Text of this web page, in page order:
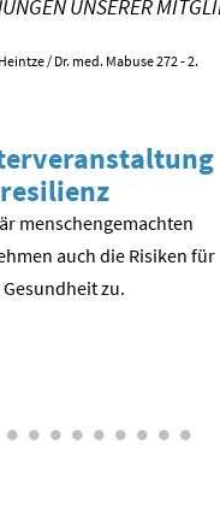
UNSERER
/ Dr. med. Mabuse 272 - 2.
menschengemachten
auch die Risiken für
zu.